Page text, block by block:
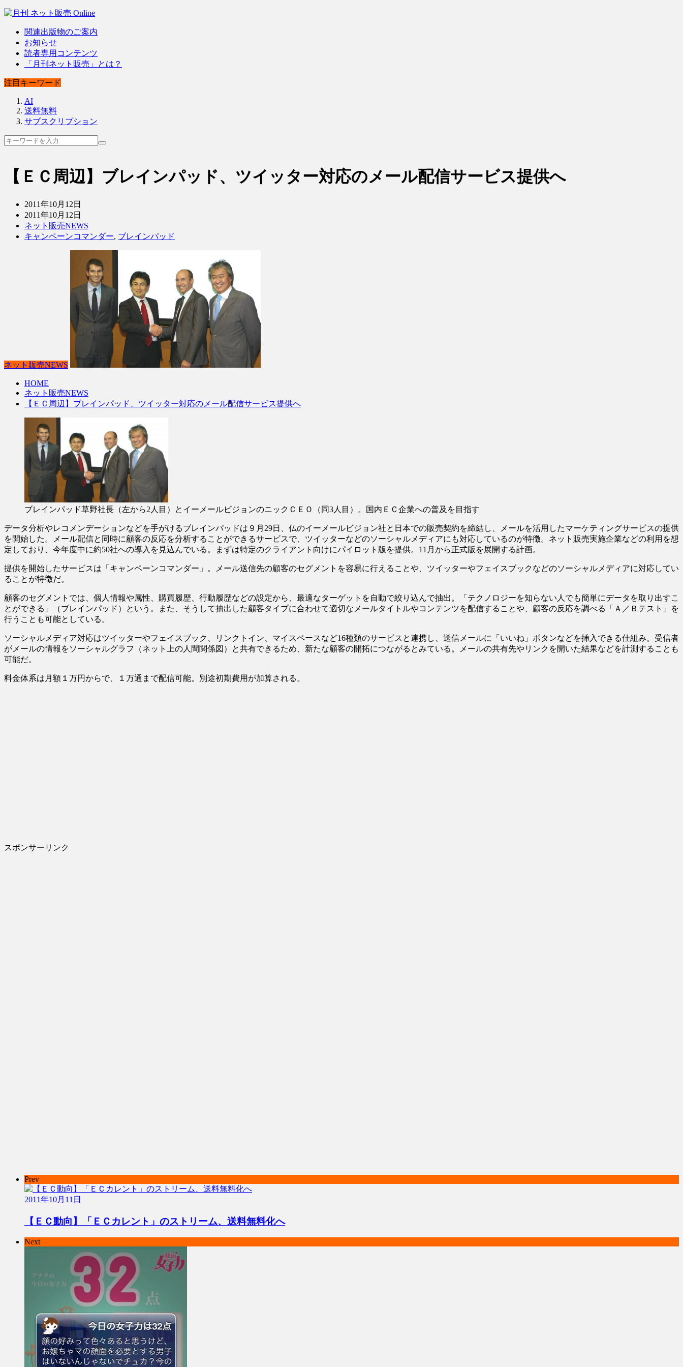
関連出版物のご案内
お知らせ
読者専用コンテンツ
「月刊ネット販売」とは？
注目キーワード
AI
送料無料
サブスクリプション
【ＥＣ周辺】ブレインパッド、ツイッター対応のメール配信サービス提供へ
2011年10月12日
2011年10月12日
ネット販売NEWS
キャンペーンコマンダー, ブレインパッド
ネット販売NEWS
HOME
ネット販売NEWS
【ＥＣ周辺】ブレインパッド、ツイッター対応のメール配信サービス提供へ
ブレインパッド草野社長（左から2人目）とイーメールビジョンのニックＣＥＯ（同3人目）。国内ＥＣ企業への普及を目指す
データ分析やレコメンデーションなどを手がけるブレインパッドは９月29日、仏のイーメールビジョン社と日本での販売契約を締結し、メールを活用したマーケティングサービスの提供
を開始した。メール配信と同時に顧客の反応を分析することができるサービスで、ツイッターなどのソーシャルメディアにも対応しているのが特徴。ネット販売実施企業などの利用を想
定しており、今年度中に約50社への導入を見込んでいる。まずは特定のクライアント向けにパイロット版を提供。11月から正式版を展開する計画。
提供を開始したサービスは「キャンペーンコマンダー」。メール送信先の顧客のセグメントを容易に行えることや、ツイッターやフェイスブックなどのソーシャルメディアに対応してい
ることが特徴だ。
顧客のセグメントでは、個人情報や属性、購買履歴、行動履歴などの設定から、最適なターゲットを自動で絞り込んで抽出。「テクノロジーを知らない人でも簡単にデータを取り出すこ
とができる」（ブレインパッド）という。また、そうして抽出した顧客タイプに合わせて適切なメールタイトルやコンテンツを配信することや、顧客の反応を調べる「Ａ／Ｂテスト」を
行うことも可能としている。
ソーシャルメディア対応はツイッターやフェイスブック、リンクトイン、マイスペースなど16種類のサービスと連携し、送信メールに「いいね」ボタンなどを挿入できる仕組み。受信者
がメールの情報をソーシャルグラフ（ネット上の人間関係図）と共有できるため、新たな顧客の開拓につながるとみている。メールの共有先やリンクを開いた結果などを計測することも
可能だ。
料金体系は月額１万円からで、１万通まで配信可能。別途初期費用が加算される。
スポンサーリンク
Prev
2011年10月11日
【ＥＣ動向】「ＥＣカレント」のストリーム、送料無料化へ
Next